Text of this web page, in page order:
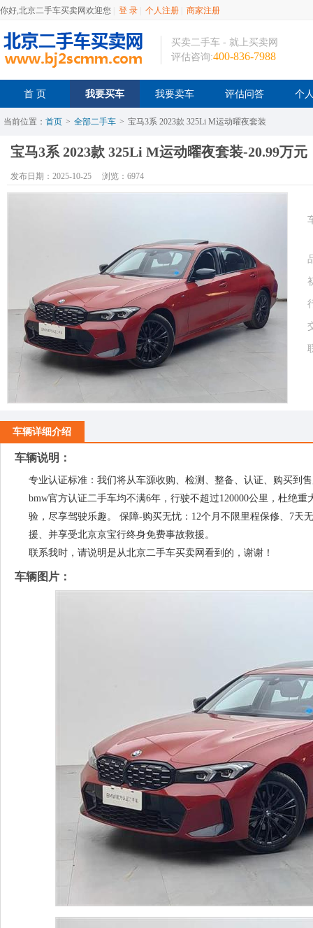
你好,北京二手车买卖网欢迎您 登 录 个人注册 商家注册
买卖二手车 - 就上买卖网
评估咨询:400-836-7988
首 页 我要买车 我要卖车 评估问答 个
当前位置： 首页 > 全部二手车 > 宝马3系 2023款 325Li M运动曜夜套装
宝马3系 2023款 325Li M运动曜夜套装-20.99万元
发布日期：2025-10-25 浏览：6974
车辆详细介绍
车辆说明：
专业认证标准：我们将从车源收购、检测、整备、认证、购买到
bmw官方认证二手车均不满6年，行驶不超过120000公里，杜绝
验，尽享驾驶乐趣。 保障-购买无忧：12个月不限里程保修、7天
援、并享受北京京宝行终身免费事故救援。
联系我时，请说明是从北京二手车买卖网看到的，谢谢！
车辆图片：